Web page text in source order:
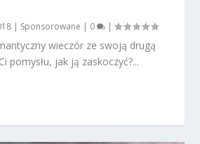
| Sponsorowane | 0 |
wieczór ze swoją drugą
pomysłu, jak ją zaskoczyć?...